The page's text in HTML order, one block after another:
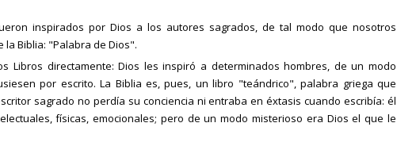
inspirados por Dios a los autores sagrados, de tal modo que nosotros
Biblia: "Palabra de Dios".
Libros directamente: Dios les inspiró a determinados hombres, de un modo
por escrito. La Biblia es, pues, un libro "teándrico", palabra griega que
sagrado no perdía su conciencia ni entraba en éxtasis cuando escribía: él
físicas, emocionales; pero de un modo misterioso era Dios el que le